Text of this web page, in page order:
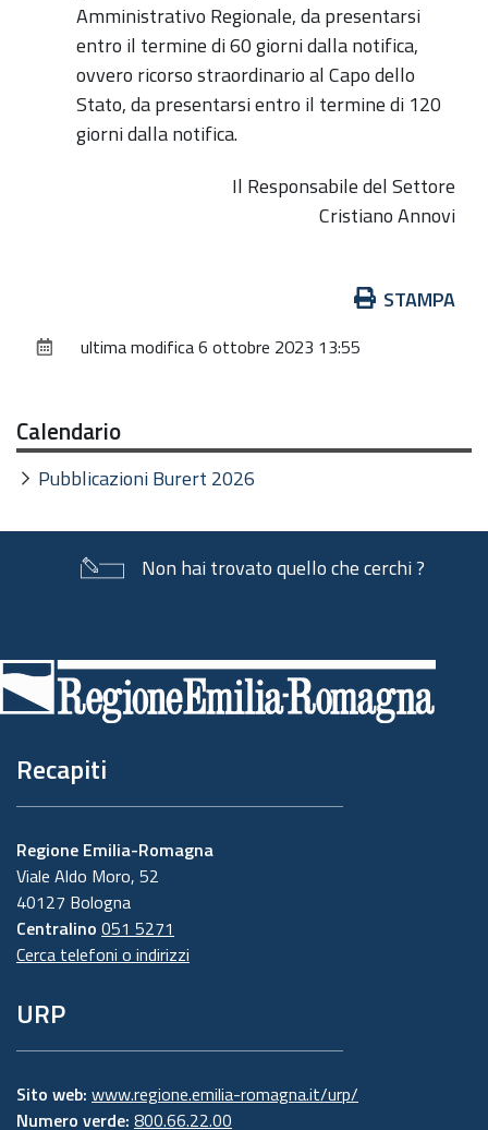
Amministrativo Regionale, da presentarsi
entro il termine di 60 giorni dalla notifica,
ovvero ricorso straordinario al Capo dello
Stato, da presentarsi entro il termine di 120
giorni dalla notifica.
Il Responsabile del Settore
Cristiano Annovi
documento
STAMPA
ultima modifica6 ottobre 2023 13:55
Calendario
Pubblicazioni Burert 2026
Non hai trovato quello che cerchi ?
di
pagina
Recapiti
Regione Emilia-Romagna
Viale Aldo Moro, 52
40127 Bologna
Centralino 051 5271
Cerca telefoni o indirizzi
URP
Sito web: www.regione.emilia-romagna.it/urp/
Numero verde: 800.66.22.00